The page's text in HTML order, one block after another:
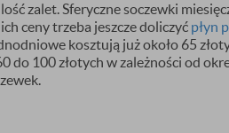
zalet. Sferyczne soczewki
ceny trzeba jeszcze doliczyć płyn
kosztują już około 65
do 100 złotych w zależności od